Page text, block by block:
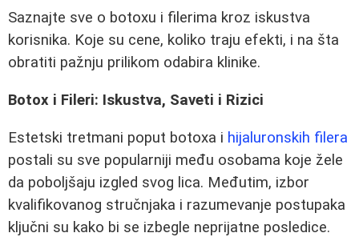
Saznajte sve o botoxu i filerima kroz iskustva
korisnika. Koje su cene, koliko traju efekti, i na šta
obratiti pažnju prilikom odabira klinike.
Botox i Fileri: Iskustva, Saveti i Rizici
Estetski tretmani poput botoxa i hijaluronskih filera
postali su sve popularniji među osobama koje žele
da poboljšaju izgled svog lica. Međutim, izbor
kvalifikovanog stručnjaka i razumevanje postupaka
ključni su kako bi se izbegle neprijatne posledice.